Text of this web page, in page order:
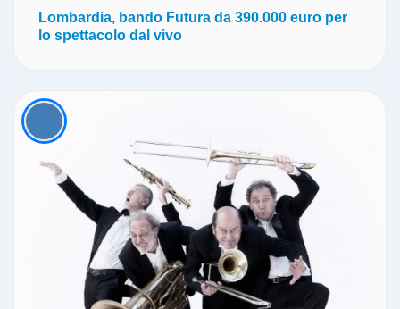
Lombardia, bando Futura da 390.000 euro per
lo spettacolo dal vivo